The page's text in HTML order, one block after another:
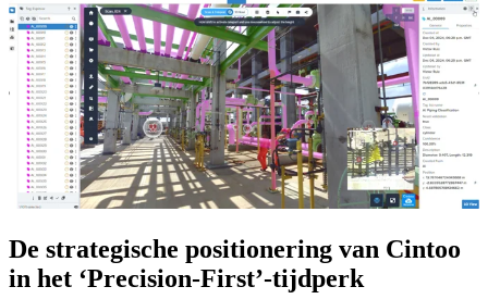
De strategische positionering van Cintoo
in het ‘Precision-First’-tijdperk